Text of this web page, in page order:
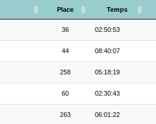
Place Temps
36 02:50:53
44 08:40:07
258 05:18:19
60 02:30:43
263 06:01:22